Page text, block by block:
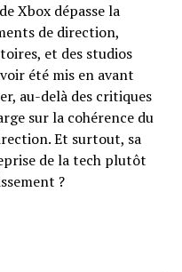
Xbox dépasse la
de direction,
et des studios
été mis en avant
au-delà des critiques
sur la cohérence du
Et surtout, sa
de la tech plutôt
?